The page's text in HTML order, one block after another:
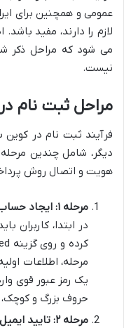
عمومی و همچنین برای
لازم را دارند، مفید
می شود که مراحل ذکر
نیست.
مراحل ثبت نام
فرآیند ثبت نام در
دیگر، شامل چندین
هویت و اتصال روش
مرحله ۱: ایجاد حساب کاربری:
در ابتدا،
مرحله، اطلاعات
یک رمز عبور قوی
حروف بزرگ و کوچک،
مرحله ۲: تایید ایمیل و شماره تلفن: